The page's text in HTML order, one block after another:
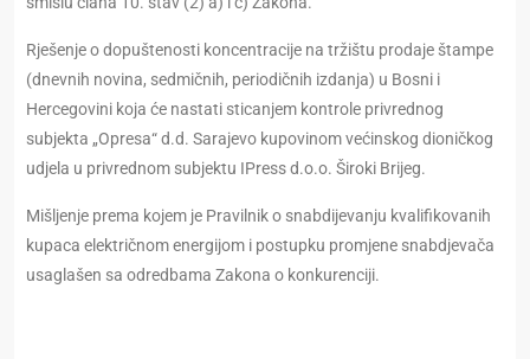
Rješenje o dopuštenosti koncentracije na tržištu prodaje štampe
(dnevnih novina, sedmičnih, periodičnih izdanja) u Bosni i
Hercegovini koja će nastati sticanjem kontrole privrednog
subjekta „Opresa“ d.d. Sarajevo kupovinom većinskog dioničkog
udjela u privrednom subjektu IPress d.o.o. Široki Brijeg.
Mišljenje prema kojem je Pravilnik o snabdijevanju kvalifikovanih
kupaca električnom energijom i postupku promjene snabdjevača
usaglašen sa odredbama Zakona o konkurenciji.